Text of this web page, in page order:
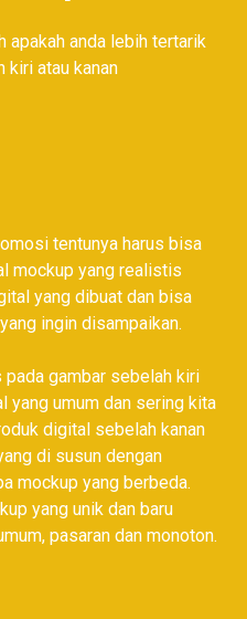
apakah anda lebih tertarik
kiri atau kanan
tentunya harus bisa
mockup yang realistis
yang dibuat dan bisa
ingin disampaikan.
gambar sebelah kiri
yang umum dan sering kita
digital sebelah kanan
di susun dengan
mockup yang berbeda.
yang unik dan baru
pasaran dan monoton.